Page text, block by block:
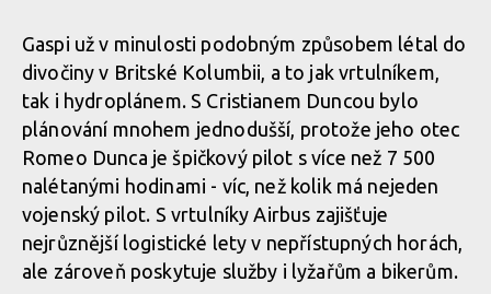
Legends of Gugu - Heli-eBike Camp v Rumunsku je velkolepý
zážitek
Legends of Gugu - Heli-eBike Camp v Rumunsku je velkolepý
zážitek
Legends of Gugu - Heli-eBike Camp v Rumunsku je velkolepý
zážitek
zážitek
Legends of Gugu - Heli-eBike Camp v Rumunsku je velkolepý
zážitek
Legends of Gugu - Heli-eBike Camp v Rumunsku je velkolepý
zážitek
Gaspi už v minulosti podobným způsobem létal do
divočiny v Britské Kolumbii, a to jak vrtulníkem,
tak i hydroplánem. S Cristianem Duncou bylo
plánování mnohem jednodušší, protože jeho otec
Romeo Dunca je špičkový pilot s více než 7 500
nalétanými hodinami - víc, než kolik má nejeden
vojenský pilot. S vrtulníky Airbus zajišťuje
nejrůznější logistické lety v nepřístupných horách,
ale zároveň poskytuje služby i lyžařům a bikerům.